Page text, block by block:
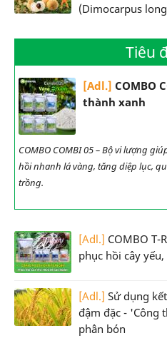
(Dimocarpus
Tiêu
[Adl.] COMBO
thành xanh
COMBO COMBI 05 – Bộ vi lượng
hồi nhanh lá vàng, tăng diệp lục,
trồng.
[Adl.] COMBO T-
phục hồi cây
[Adl.] Sử dụng
đậm đặc - 'Công
phân bón